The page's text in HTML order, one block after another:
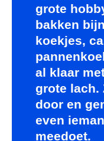
grote
bakken
koekjes,
al klaar
grote lach.
door en
even
meedoet.